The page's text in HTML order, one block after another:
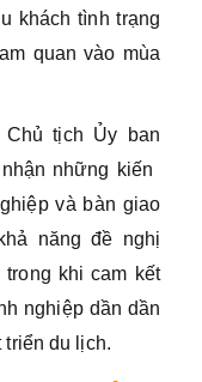
khách tình trạng
quan vào mùa
tịch Ủy ban
những kiến
và bàn giao
năng đề nghị
khi cam kết
nghiệp dần dần
triển du lịch.